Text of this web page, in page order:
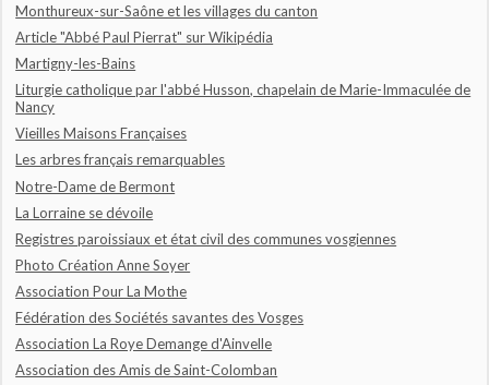
Monthureux-sur-Saône et les villages du canton
Article "Abbé Paul Pierrat" sur Wikipédia
Martigny-les-Bains
Liturgie catholique par l'abbé Husson, chapelain de Marie-Immaculée de
Nancy
Vieilles Maisons Françaises
Les arbres français remarquables
Notre-Dame de Bermont
La Lorraine se dévoile
Registres paroissiaux et état civil des communes vosgiennes
Photo Création Anne Soyer
Association Pour La Mothe
Fédération des Sociétés savantes des Vosges
Association La Roye Demange d'Ainvelle
Association des Amis de Saint-Colomban